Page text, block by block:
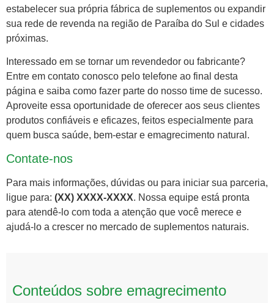
estabelecer sua própria fábrica de suplementos ou expandir
sua rede de revenda na região de Paraíba do Sul e cidades
próximas.
Interessado em se tornar um revendedor ou fabricante?
Entre em contato conosco pelo telefone ao final desta
página e saiba como fazer parte do nosso time de sucesso.
Aproveite essa oportunidade de oferecer aos seus clientes
produtos confiáveis e eficazes, feitos especialmente para
quem busca saúde, bem-estar e emagrecimento natural.
Contate-nos
Para mais informações, dúvidas ou para iniciar sua parceria,
ligue para: (XX) XXXX-XXXX. Nossa equipe está pronta
para atendê-lo com toda a atenção que você merece e
ajudá-lo a crescer no mercado de suplementos naturais.
Conteúdos sobre emagrecimento